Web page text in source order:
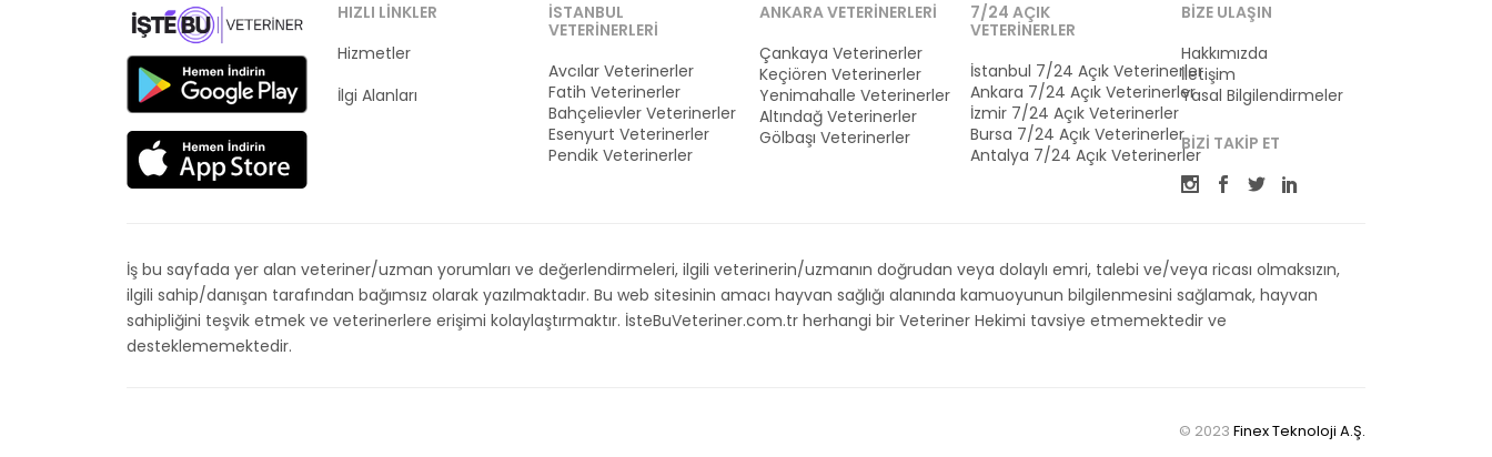
HIZLI LINKLER
Hizmetler
İlgi Alanları
İSTANBUL
VETERINERLERI
Avcılar Veterinerler
Fatih Veterinerler
Bahçelievler Veterinerler
Esenyurt Veterinerler
Pendik Veterinerler
ANKARA VETERINERLERI
Çankaya Veterinerler
Keçiören Veterinerler
Yenimahalle Veterinerler
Altındağ Veterinerler
Gölbaşı Veterinerler
7/24 AÇIK
VETERINERLER
İstanbul 7/24 Açık Veterinerler
Ankara 7/24 Açık Veterinerler
İzmir 7/24 Açık Veterinerler
Bursa 7/24 Açık Veterinerler
Antalya 7/24 Açık Veterinerler
BIZE ULAŞIN
Hakkımızda
İletişim
Yasal Bilgilendirmeler
BIZI TAKIP ET
İş bu sayfada yer alan veteriner/uzman yorumları ve değerlendirmeleri, ilgili veterinerin/uzmanın doğrudan veya dolaylı emri, talebi ve/veya ricası olmaksızın,
ilgili sahip/danışan tarafından bağımsız olarak yazılmaktadır. Bu web sitesinin amacı hayvan sağlığı alanında kamuoyunun bilgilenmesini sağlamak, hayvan
sahipliğini teşvik etmek ve veterinerlere erişimi kolaylaştırmaktır. İsteBuVeteriner.com.tr herhangi bir Veteriner Hekimi tavsiye etmemektedir ve
desteklememektedir.
© 2023 Finex Teknoloji A.Ş.